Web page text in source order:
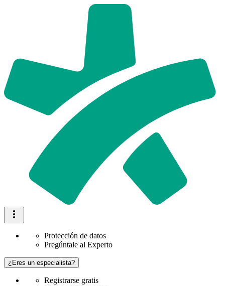
Protección de datos
Pregúntale al Experto
¿Eres un especialista?
Registrarse gratis